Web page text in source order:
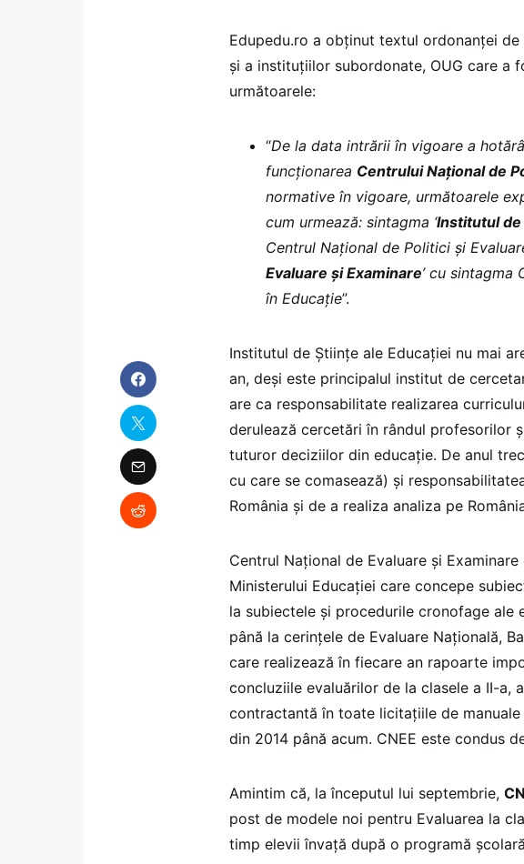
Edupedu.ro a obținut textul ordonanței
și a instituțiilor subordonate, OUG care a
următoarele:
“De la data intrării în vigoare a
funcționarea Centrului Național de
normative în vigoare, următoarele
cum urmează: sintagma ‘Institutul de
Centrul Național de Politici și
Evaluare și Examinare’ cu sintagma
în Educație”.
Institutul de Științe ale Educației nu mai
an, deși este principalul institut de
are ca responsabilitate realizarea
derulează cercetări în rândul profesorilor
tuturor deciziilor din educație. De anul
cu care se comasează) și
România și de a realiza analiza pe
Centrul Național de Evaluare și
Ministerului Educației care concepe
la subiectele și procedurile cronofage ale
până la cerințele de Evaluare Națională,
care realizează în fiecare an rapoarte
concluziile evaluărilor de la clasele a II-a,
contractantă în toate licitațiile de
din 2014 până acum. CNEE este condus
Amintim că, la începutul lui septembrie,
post de modele noi pentru Evaluarea la
timp elevii învață după o programă